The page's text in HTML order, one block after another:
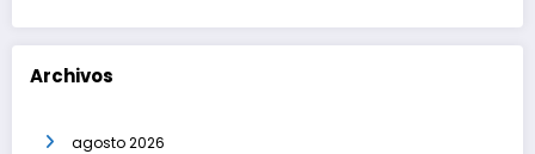
Archivos
agosto 2026